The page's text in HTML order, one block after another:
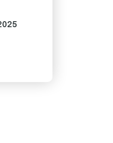
et la lutte contre le